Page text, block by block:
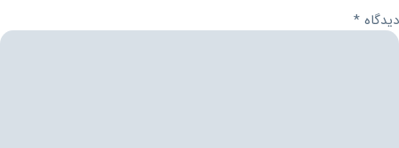
دیدگاه *